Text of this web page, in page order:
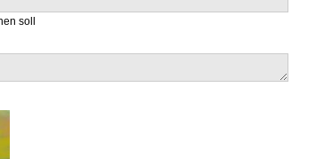
soll